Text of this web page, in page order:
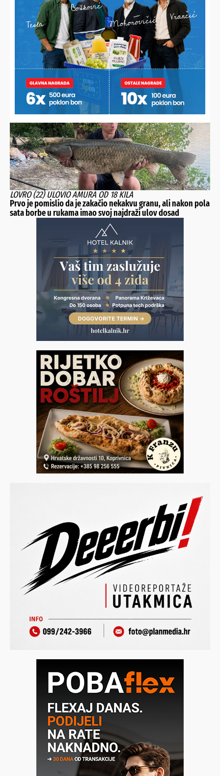
MIKLINOVEC DRASTIČNO POMLADIO MOMČAD
Prioritet je razvoj igrača, a ne pozicija. Prosjek momčadi je
21 godina
LOVRO (22) ULOVIO AMURA OD 18 KILA
Prvo je pomislio da je zakačio nekakvu granu, ali nakon pola
sata borbe u rukama imao svoj najdraži ulov dosad